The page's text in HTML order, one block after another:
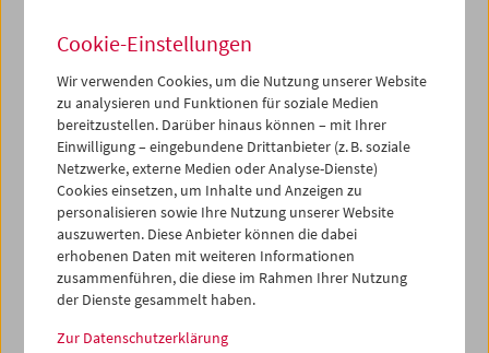
Fragen nach der Identität. 'Der nackte Körper ist
Botschaft, Wandlung das Ziel, der Affront das Angebot', so
der ebenfalls überdimensional gesetzte Klappentext.
Zahlreiche Autorinnen lassen auf Einladung der
Herausgeber*innen einzelne Arbeiten Revue passieren,
ordnen sie ein und reflektieren ihr politisches Potenzial.
Dieser inhaltlich gewaltigen Auseinandersetzung steht
eine ebenso kraftvolle Buchgestaltung zur Seite. Eine
sorgfältige Papierwahl greift den Film-Charakter ebenso
gelungen auf wie die Abbildungen mit gerundeten Ecken,
die an Filmstreifen erinnern. Die Jury lobte das 'mutige
und erfrischende Layout mit seinen raffinierten
Detaillösungen' und verwies unter anderem auf das
ungewöhnliche Pagina-Konzept. Der enge Satz schafft
Cookie-Einstellungen
Wir verwenden Cookies, um die Nutzung unserer Website
zu analysieren und Funktionen für soziale Medien
bereitzustellen. Darüber hinaus können – mit Ihrer
Einwilligung – eingebundene Drittanbieter (z. B. soziale
Netzwerke, externe Medien oder Analyse-Dienste)
Cookies einsetzen, um Inhalte und Anzeigen zu
personalisieren sowie Ihre Nutzung unserer Website
auszuwerten. Diese Anbieter können die dabei
erhobenen Daten mit weiteren Informationen
zusammenführen, die diese im Rahmen Ihrer Nutzung
der Dienste gesammelt haben.
Zur Datenschutzerklärung